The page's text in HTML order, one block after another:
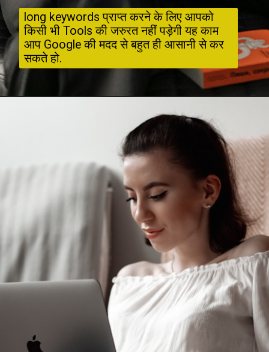
long keywords प्राप्त करने के लिए आपको
किसी भी Tools की जरुरत नहीं पड़ेगी यह काम
आप Google की मदद से बहुत ही आसानी से कर
सकते हो.